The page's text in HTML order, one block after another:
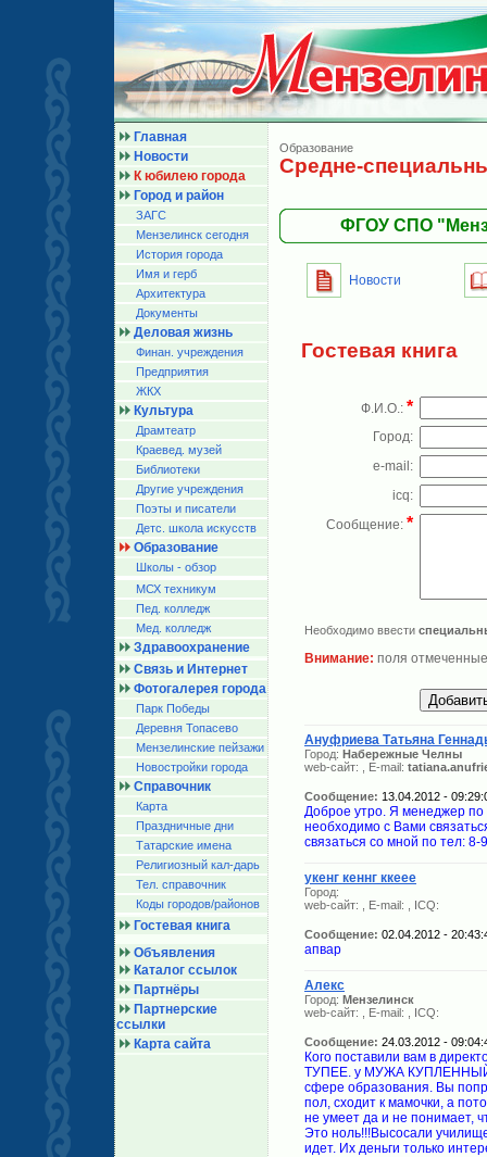
Главная
Новости
К юбилею города
Город и район
ЗАГС
Мензелинск сегодня
История города
Имя и герб
Архитектура
Документы
Деловая жизнь
Финан. учреждения
Предприятия
ЖКХ
Культура
Драмтеатр
Краевед. музей
Библиотеки
Другие учреждения
Поэты и писатели
Детс. школа искусств
Образование
Школы - обзор
МСХ техникум
Пед. колледж
Мед. колледж
Здравоохранение
Связь и Интернет
Фотогалерея города
Парк Победы
Деревня Топасево
Мензелинские пейзажи
Новостройки города
Справочник
Карта
Праздничные дни
Татарские имена
Религиозный кал-дарь
Тел. справочник
Коды городов/райoнов
Гостевая книга
Объявления
Каталог ссылок
Партнёры
Партнерские
ссылки
Карта сайта
Образование
Средне-
ФГОУ СПО
Новости
Гостевая книга
Ф.И.О.: *
Город:
e-mail:
icq:
Сообщение: *
Необходимо ввести
Внимание: поля
Ануфриева Татьяна
Город: Набережные Челны
web-сайт:
, E-mail:
Сообщение: 13.04.2012 -
Доброе утро. Я менеджер
необходимо с Вами
связаться со мной по тел:
укенг кеннг ккеее
Город:
web-сайт:
, E-mail: , ICQ:
Сообщение: 02.04.2012 -
апвар
Алекс
Город: Мензелинск
web-сайт:
, E-mail: , ICQ:
Сообщение: 24.03.2012 -
Кого поставили вам в
ТУПЕЕ. у МУЖА КУПЛЕННЫЙ
сфере образования. Вы
пол, сходит к мамочки, а
не умеет да и не понимает,
Это ноль!!!Высосали
идет. Их деньги только